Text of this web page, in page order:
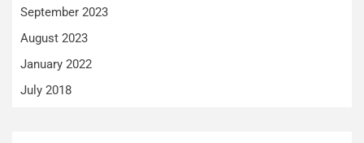
September 2023
August 2023
January 2022
July 2018